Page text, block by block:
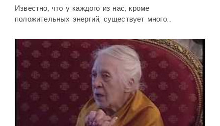
Известно, что у каждого из нас, кроме
положительных энергий, существует много...